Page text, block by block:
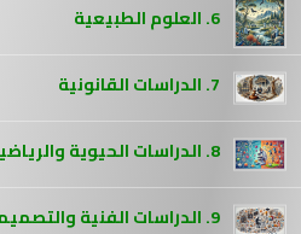
6. العلوم الطبيعية
7. الدراسات القانونية
8. الدراسات الحيوية والرياضية
9. الدراسات الفنية والتصميمية